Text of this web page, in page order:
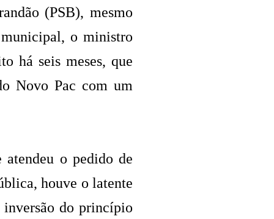
(PSB), mesmo
o ministro
há seis meses, que
Novo Pac com um
o pedido de
houve o latente
inversão do princípio